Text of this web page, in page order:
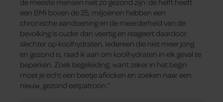
de meeste mensen niet zo gezond zijn: de helft heeft
een BMI boven de 25, miljoenen hebben een
chronische aandoening en de meerderheid van de
bevolking is ouder dan veertig en reageert daardoor
slechter op koolhydraten. Iedereen die niet meer jong
en gezond is, raad ik aan om koolhydraten in elk geval te
beperken. Zoek begeleiding, want zeker in het begin
moet je echt een beetje afkicken en zoeken naar een
nieuw, gezond eetpatroon.”